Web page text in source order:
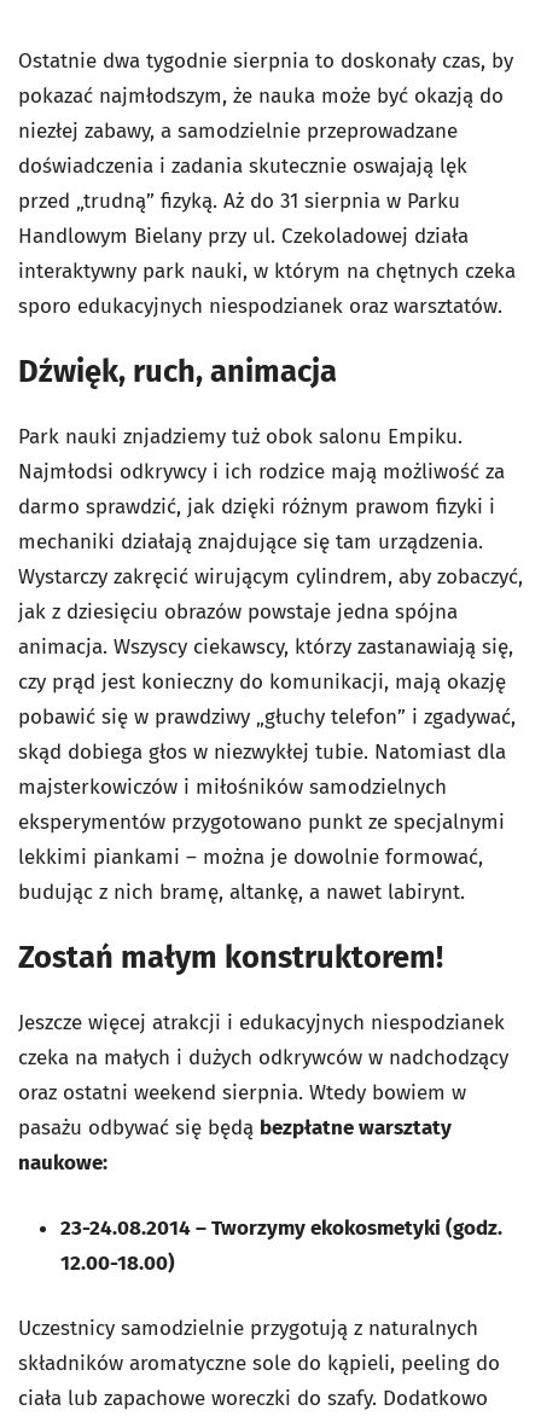
Ostatnie dwa tygodnie sierpnia to doskonały czas, by
pokazać najmłodszym, że nauka może być okazją do
niezłej zabawy, a samodzielnie przeprowadzane
doświadczenia i zadania skutecznie oswajają lęk
przed „trudną” fizyką. Aż do 31 sierpnia w Parku
Handlowym Bielany przy ul. Czekoladowej działa
interaktywny park nauki, w którym na chętnych czeka
sporo edukacyjnych niespodzianek oraz warsztatów.
Dźwięk, ruch, animacja
Park nauki znjadziemy tuż obok salonu Empiku.
Najmłodsi odkrywcy i ich rodzice mają możliwość za
darmo sprawdzić, jak dzięki różnym prawom fizyki i
mechaniki działają znajdujące się tam urządzenia.
Wystarczy zakręcić wirującym cylindrem, aby zobaczyć,
jak z dziesięciu obrazów powstaje jedna spójna
animacja. Wszyscy ciekawscy, którzy zastanawiają się,
czy prąd jest konieczny do komunikacji, mają okazję
pobawić się w prawdziwy „głuchy telefon” i zgadywać,
skąd dobiega głos w niezwykłej tubie. Natomiast dla
majsterkowiczów i miłośników samodzielnych
eksperymentów przygotowano punkt ze specjalnymi
lekkimi piankami – można je dowolnie formować,
budując z nich bramę, altankę, a nawet labirynt.
Zostań małym konstruktorem!
Jeszcze więcej atrakcji i edukacyjnych niespodzianek
czeka na małych i dużych odkrywców w nadchodzący
oraz ostatni weekend sierpnia. Wtedy bowiem w
pasażu odbywać się będą bezpłatne warsztaty
naukowe:
23-24.08.2014–Tworzymy ekokosmetyki (godz.
12.00-18.00)
Uczestnicy samodzielnie przygotują z naturalnych
składników aromatyczne sole do kąpieli, peeling do
ciała lub zapachowe woreczki do szafy. Dodatkowo